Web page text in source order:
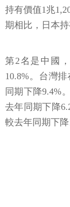
持有價值1兆
期相比，日本持
第2名是中國
10.8%。台灣
同期下降9.4%
去年同期下降
較去年同期下降